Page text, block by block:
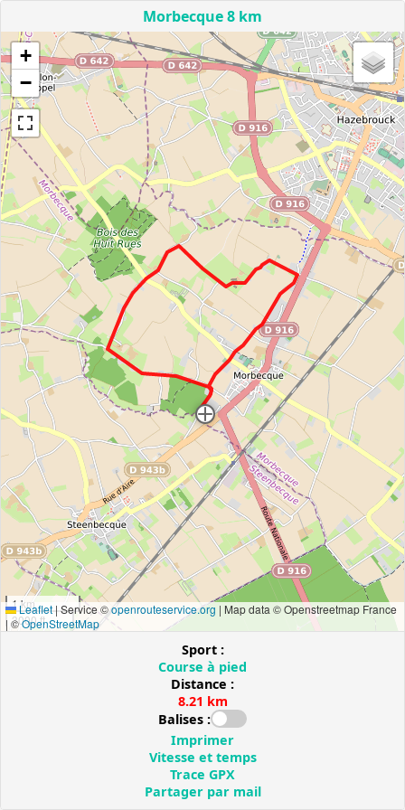
Morbecque 8 km
+
−
1 km
3000 ft
Leaflet|Service ©openrouteservice.org | Map data © Openstreetmap France
| ©OpenStreetMap
Sport :
Course à pied
Distance :
8.21 km
Balises :
Imprimer
Vitesse et temps
Trace GPX
Partager par mail